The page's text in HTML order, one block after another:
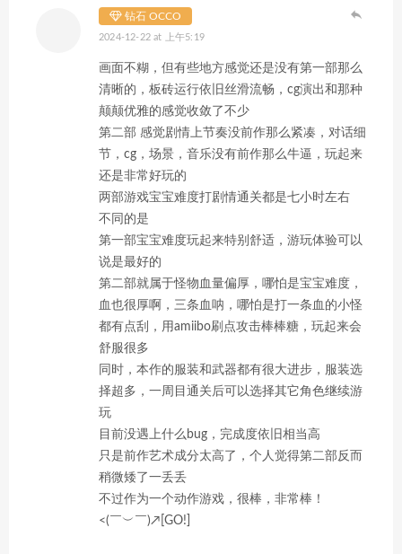
钻石 OCCO
2024-12-22 at 上午5:19
画面不糊，但有些地方感觉还是没有第一部那么
清晰的，板砖运行依旧丝滑流畅，cg演出和那种
颠颠优雅的感觉收敛了不少
第二部 感觉剧情上节奏没前作那么紧凑，对话细
节，cg，场景，音乐没有前作那么牛逼，玩起来
还是非常好玩的
两部游戏宝宝难度打剧情通关都是七小时左右
不同的是
第一部宝宝难度玩起来特别舒适，游玩体验可以
说是最好的
第二部就属于怪物血量偏厚，哪怕是宝宝难度，
血也很厚啊，三条血呐，哪怕是打一条血的小怪
都有点刮，用amiibo刷点攻击棒棒糖，玩起来会
舒服很多
同时，本作的服装和武器都有很大进步，服装选
择超多，一周目通关后可以选择其它角色继续游
玩
目前没遇上什么bug，完成度依旧相当高
只是前作艺术成分太高了，个人觉得第二部反而
稍微矮了一丢丢
不过作为一个动作游戏，很棒，非常棒！
<(￣︶￣)↗[GO!]